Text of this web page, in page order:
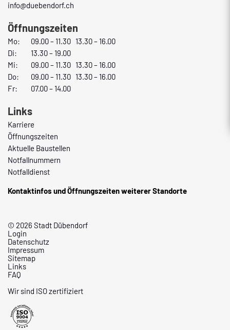
info@duebendorf.ch
Öffnungszeiten
Mo:
09.00 – 11.30 13.30 – 16.00
Di:
13.30 – 19.00
Mi:
09.00 – 11.30 13.30 – 16.00
Do:
09.00 – 11.30 13.30 – 16.00
Fr:
07.00 – 14.00
Links
Karriere
Öffnungszeiten
Aktuelle Baustellen
Notfallnummern
Notfalldienst
Kontaktinfos und Öffnungszeiten weiterer Standorte
© 2026 Stadt Dübendorf
Login
Datenschutz
Impressum
Sitemap
Links
FAQ
Wir sind ISO zertifiziert